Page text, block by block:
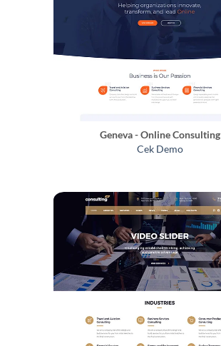
Geneva - Online Consulting
Cek Demo